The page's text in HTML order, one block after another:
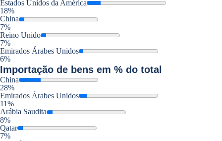
Estados Unidos da América
18%
China
7%
Reino Unido
7%
Emirados Árabes Unidos
6%
Importação de bens em % do total
China
28%
Emirados Árabes Unidos
11%
Arábia Saudita
8%
Qatar
7%